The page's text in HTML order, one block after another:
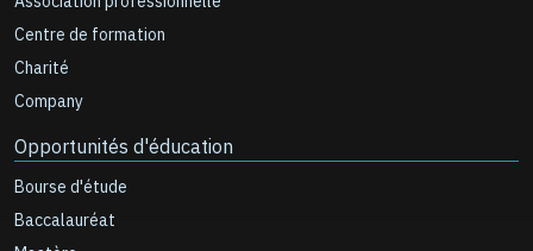
Centre de formation
Charité
Company
Opportunités d'éducation
Bourse d'étude
Baccalauréat